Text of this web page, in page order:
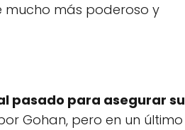
mucho más poderoso y
pasado para asegurar su
Gohan, pero en un último